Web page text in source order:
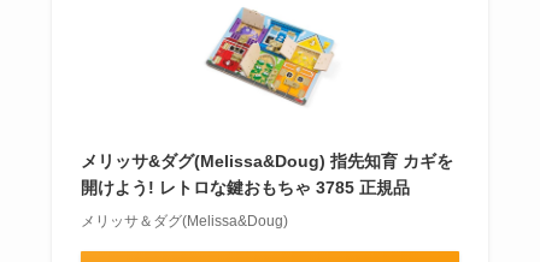
メリッサ&ダグ(Melissa&Doug) 指先知育 カギを
開けよう! レトロな鍵おもちゃ 3785 正規品
メリッサ＆ダグ(Melissa&Doug)